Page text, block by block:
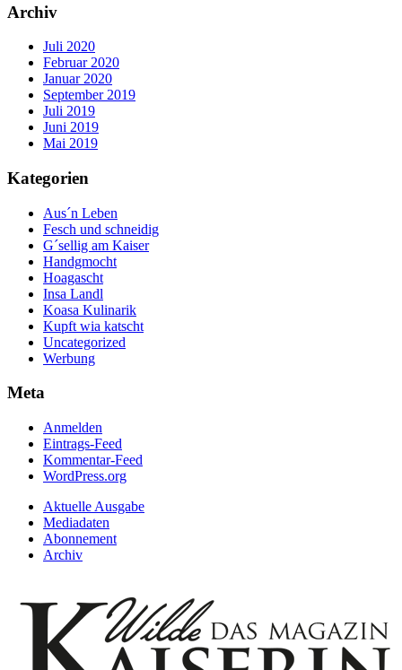
Archiv
Juli 2020
Februar 2020
Januar 2020
September 2019
Juli 2019
Juni 2019
Mai 2019
Kategorien
Aus´n Leben
Fesch und schneidig
G´sellig am Kaiser
Handgmocht
Hoagascht
Insa Landl
Koasa Kulinarik
Kupft wia katscht
Uncategorized
Werbung
Meta
Anmelden
Eintrags-Feed
Kommentar-Feed
WordPress.org
Aktuelle Ausgabe
Mediadaten
Abonnement
Archiv